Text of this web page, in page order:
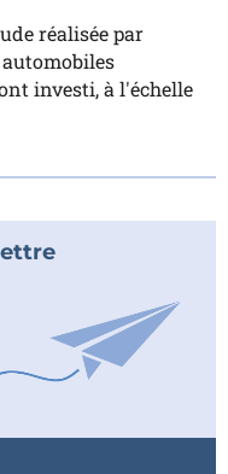
réalisée par
investi, à l'échelle